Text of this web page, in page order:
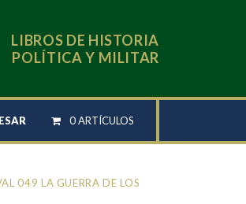
LIBROS DE HISTORIA
POLÍTICA Y MILITAR
0 ARTÍCULOS
049 LA GUERRA DE LOS